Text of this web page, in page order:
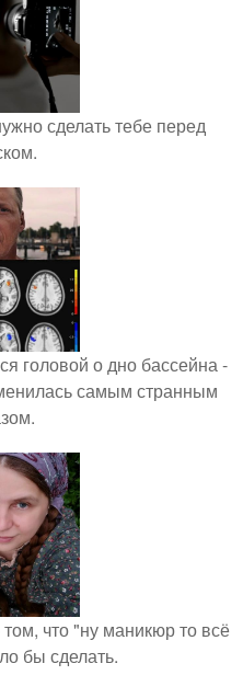
сделать тебе перед
головой о дно бассейна -
самым странным
что "ну маникюр то всё
бы сделать.